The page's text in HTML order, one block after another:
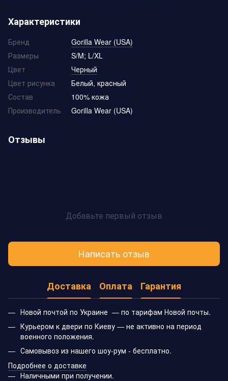
Характеристики
Бренд
Gorilla Wear (USA)
Размеры
S/M; L/XL
Цвет
Черный
Цвет рисунка
Белый, красный
Состав
100% кожа
Производитель
Gorilla Wear (USA)
Отзывы
Добавьте первый отзыв
Написать отзыв
Доставка Оплата Гарантия
Новой почтой по Украине — по тарифам Новой почты.
Курьером к двери по Киеву — не активно на период
военного положения.
Самовывоз из нашего шоу-рум - бесплатно.
Подробнее о доставке
Наличными при получении.